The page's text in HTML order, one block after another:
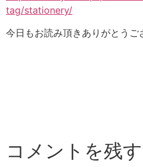
tag/stationery/
今日もお読み頂きありがとうご
コメントを残す